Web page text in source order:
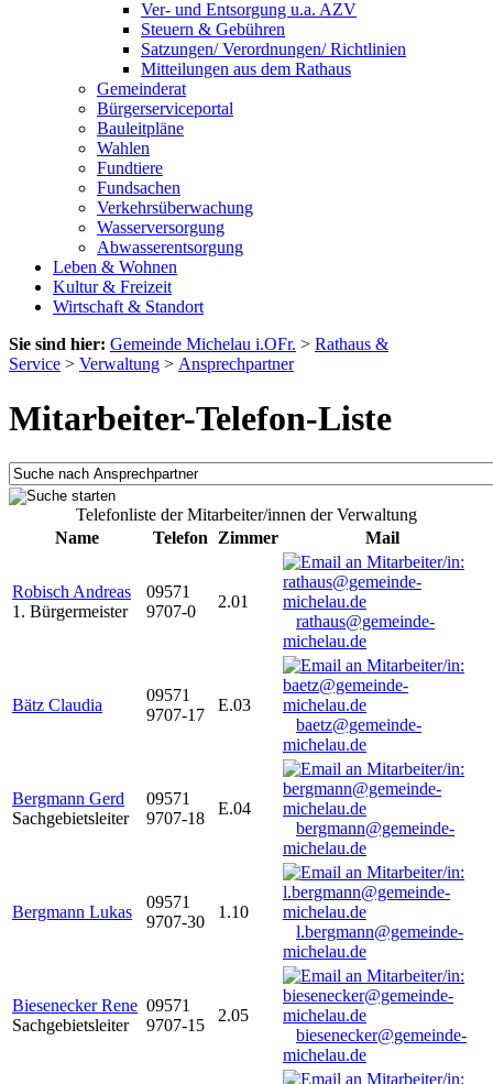
Ver- und Entsorgung u.a. AZV
Steuern & Gebühren
Satzungen/ Verordnungen/ Richtlinien
Mitteilungen aus dem Rathaus
Gemeinderat
Bürgerserviceportal
Bauleitpläne
Wahlen
Fundtiere
Fundsachen
Verkehrsüberwachung
Wasserversorgung
Abwasserentsorgung
Leben & Wohnen
Kultur & Freizeit
Wirtschaft & Standort
Sie sind hier: Gemeinde Michelau i.OFr. > Rathaus &
Service > Verwaltung > Ansprechpartner
Mitarbeiter-Telefon-Liste
Telefonliste der Mitarbeiter/innen der Verwaltung
Name
Telefon Zimmer Mail
Robisch Andreas
1. Bürgermeister
09571
9707-0
2.01
rathaus@gemeinde-
michelau.de
Bätz Claudia
09571
9707-17
E.03
baetz@gemeinde-
michelau.de
Bergmann Gerd
Sachgebietsleiter
09571
9707-18
E.04
bergmann@gemeinde-
michelau.de
Bergmann Lukas
09571
9707-30
1.10
l.bergmann@gemeinde-
michelau.de
Biesenecker Rene
Sachgebietsleiter
09571
9707-15
2.05
biesenecker@gemeinde-
michelau.de